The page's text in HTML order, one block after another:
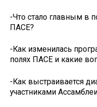
-Что стало главным в
ПАСЕ?
-Как изменилась
полях ПАСЕ и какие
-Как выстраивается
участниками